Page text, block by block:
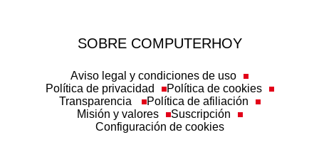
SOBRE COMPUTERHOY
Aviso legal y condiciones de uso
Política de privacidad
Política de cookies
Transparencia
Política de afiliación
Misión y valores
Suscripción
Configuración de cookies